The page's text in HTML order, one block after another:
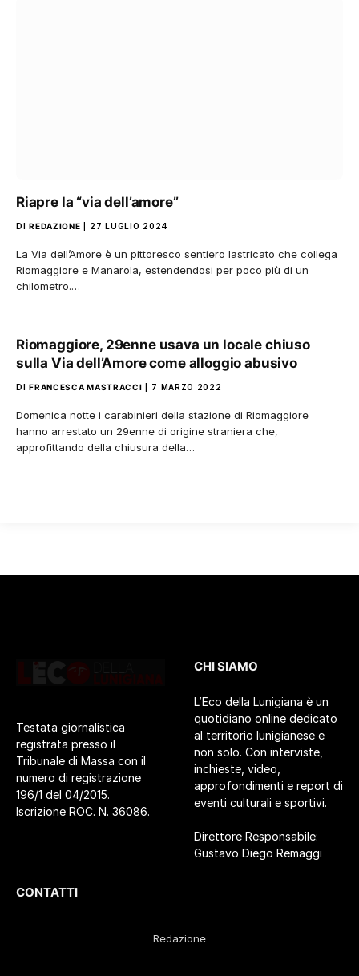
Riapre la “via dell’amore”
DI REDAZIONE 27 LUGLIO 2024
La Via dell’Amore è un pittoresco sentiero lastricato che collega
Riomaggiore e Manarola, estendendosi per poco più di un
chilometro.…
Riomaggiore, 29enne usava un locale chiuso
sulla Via dell’Amore come alloggio abusivo
DI FRANCESCA MASTRACCI 7 MARZO 2022
Domenica notte i carabinieri della stazione di Riomaggiore
hanno arrestato un 29enne di origine straniera che,
approfittando della chiusura della…
Testata giornalistica
registrata presso il
Tribunale di Massa con il
numero di registrazione
196/1 del 04/2015.
Iscrizione ROC. N. 36086.
CHI SIAMO
L’Eco della Lunigiana è un
quotidiano online dedicato
al territorio lunigianese e
non solo. Con interviste,
inchieste, video,
approfondimenti e report di
eventi culturali e sportivi.
Direttore Responsabile:
Gustavo Diego Remaggi
CONTATTI
Redazione